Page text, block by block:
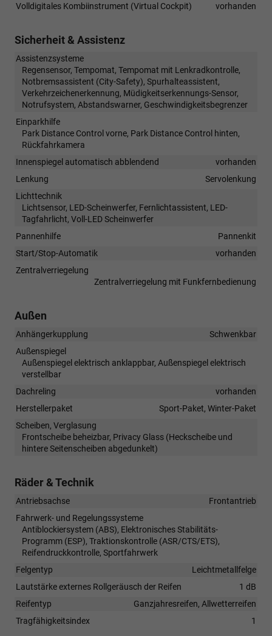
Volldigitales Kombiinstrument (Virtual Cockpit)
vorhanden
Sicherheit & Assistenz
Assistenzsysteme
Regensensor, Tempomat, Tempomat mit Lenkradkontrolle,
Notbremsassistent (City-Safety), Spurhalteassistent,
Verkehrzeichenerkennung, Müdigkeitserkennungs-Sensor,
Notrufsystem, Abstandswarner, Geschwindigkeitsbegrenzer
Einparkhilfe
Park Distance Control vorne, Park Distance Control hinten,
Rückfahrkamera
Innenspiegel automatisch abblendend
vorhanden
Lenkung
Servolenkung
Lichttechnik
Lichtsensor, LED-Scheinwerfer, Fernlichtassistent, LED-
Tagfahrlicht, Voll-LED Scheinwerfer
Pannenhilfe
Pannenkit
Start/Stop-Automatik
vorhanden
Zentralverriegelung
Zentralverriegelung mit Funkfernbedienung
Außen
Anhängerkupplung
Schwenkbar
Außenspiegel
Außenspiegel elektrisch anklappbar, Außenspiegel elektrisch
verstellbar
Dachreling
vorhanden
Herstellerpaket
Sport-Paket, Winter-Paket
Scheiben, Verglasung
Frontscheibe beheizbar, Privacy Glass (Heckscheibe und
hintere Seitenscheiben abgedunkelt)
Räder & Technik
Antriebsachse
Frontantrieb
Fahrwerk- und Regelungssysteme
Antiblockiersystem (ABS), Elektronisches Stabilitäts-
Programm (ESP), Traktionskontrolle (ASR/CTS/ETS),
Reifendruckkontrolle, Sportfahrwerk
Felgentyp
Leichtmetallfelge
Lautstärke externes Rollgeräusch der Reifen
1 dB
Reifentyp
Ganzjahresreifen, Allwetterreifen
Tragfähigkeitsindex
1